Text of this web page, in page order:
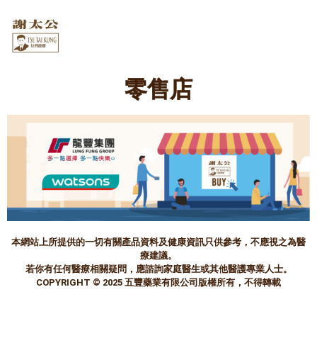
零售店
本網站上所提供的一切有關產品資料及健康資訊只供參考，不應視之為醫
療建議。
若你有任何醫療相關疑問，應諮詢家庭醫生或其他醫護專業人士。
COPYRIGHT © 2025 五豐藥業有限公司版權所有，不得轉載